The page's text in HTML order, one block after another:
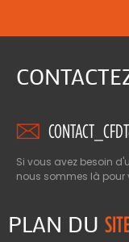
Si vous avez besoin
nous sommes là pour
PLAN DU